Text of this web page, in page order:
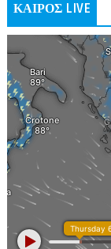
ΚΑΙΡΟΣ LIVE